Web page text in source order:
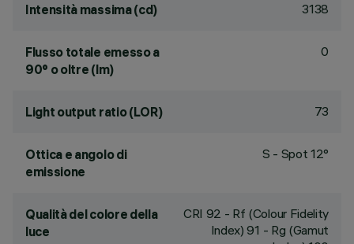
Intensità massima (cd) 3138
Flusso totale emesso a
90° o oltre (lm)
0
Light output ratio (LOR) 73
Ottica e angolo di
emissione
S - Spot 12°
Qualità del colore della
luce
CRI 92 - Rf (Colour Fidelity
Index) 91 - Rg (Gamut